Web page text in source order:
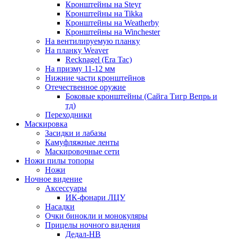
Кронштейны на Steyr
Кронштейны на Tikka
Кронштейны на Weatherby
Кронштейны на Winchester
На вентилируемую планку
На планку Weaver
Recknagel (Era Tac)
На призму 11-12 мм
Нижние части кронштейнов
Отечественное оружие
Боковые кронштейны (Сайга Тигр Вепрь и
тд)
Переходники
Маскировка
Засидки и лабазы
Камуфляжные ленты
Маскировочные сети
Ножи пилы топоры
Ножи
Ночное видение
Аксессуары
ИК-фонари ЛЦУ
Насадки
Очки бинокли и монокуляры
Прицелы ночного видения
Дедал-НВ